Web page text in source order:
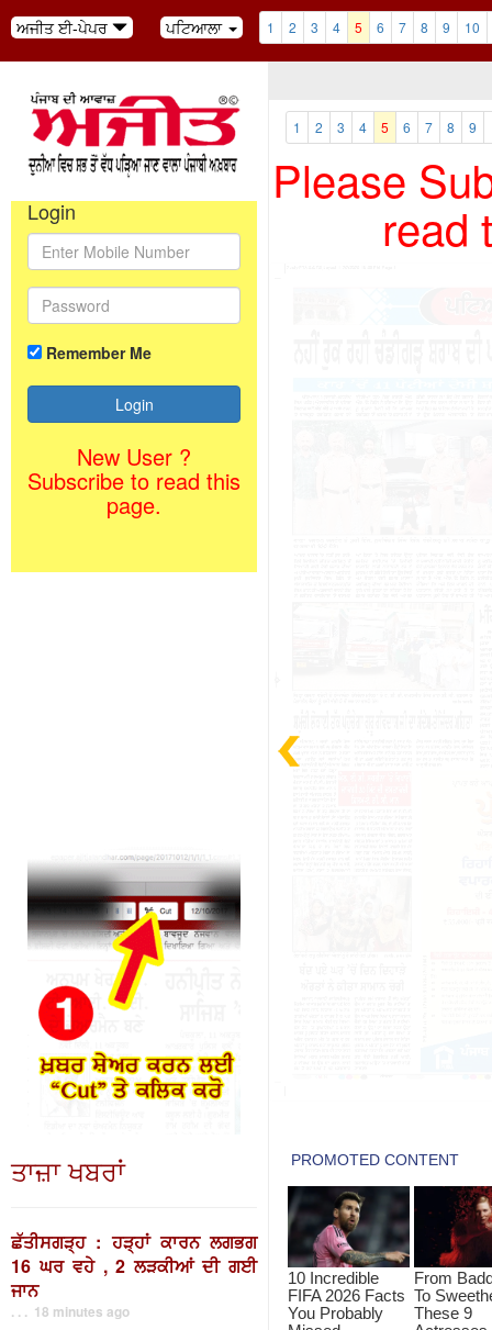
ਅਜੀਤ ਈ-ਪੇਪਰ ਪਟਿਆਲਾ 1 2 3 4 5 6 7 8 9 10
Login
Remember Me
New User ?
Subscribe to read this
page.
ਤਾਜ਼ਾ ਖਬਰਾਂ
ਛੱਤੀਸਗੜ੍ਹ : ਹੜ੍ਹਾਂ ਕਾਰਨ ਲਗਭਗ
16 ਘਰ ਵਹੇ , 2 ਲੜਕੀਆਂ ਦੀ ਗਈ
ਜਾਨ
. . . 18 minutes ago
1 2 3 4 5 6 7 8 9
Please
read